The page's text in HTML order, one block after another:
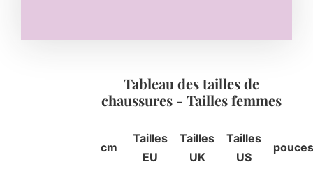
Tableau des tailles de
chaussures - Tailles femmes
cm
Tailles
EU
Tailles
UK
Tailles
US
pouces